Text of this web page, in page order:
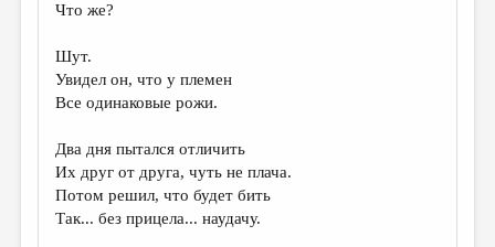
Что же?
Шут.
Увидел он, что у племен
Все одинаковые рожи.
Два дня пытался отличить
Их друг от друга, чуть не плача.
Потом решил, что будет бить
Так... без прицела... наудачу.